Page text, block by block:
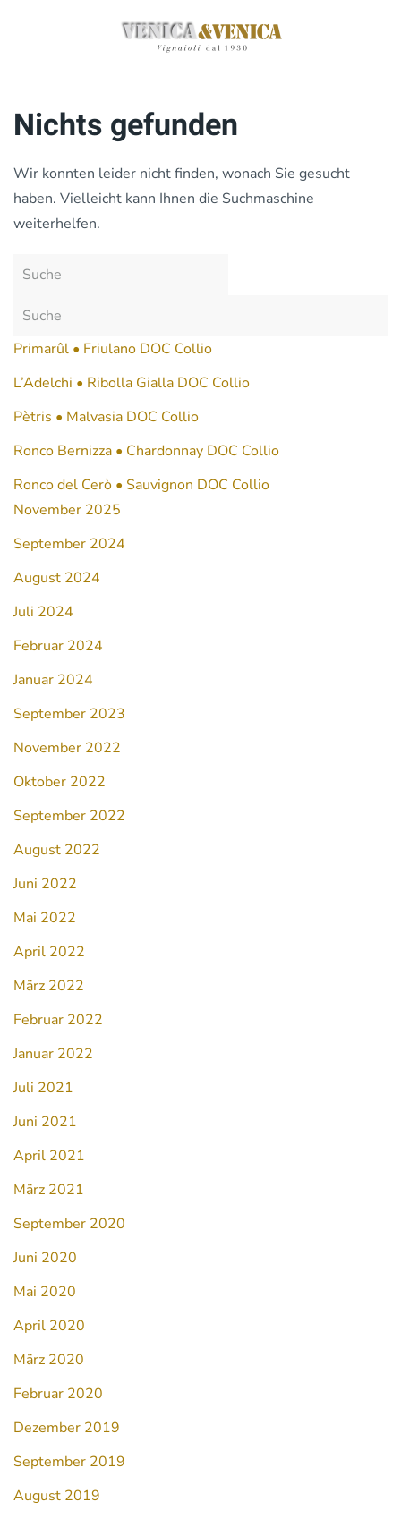
Nichts gefunden
Wir konnten leider nicht finden, wonach Sie gesucht
haben. Vielleicht kann Ihnen die Suchmaschine
weiterhelfen.
Primarûl • Friulano DOC Collio
L’Adelchi • Ribolla Gialla DOC Collio
Pètris • Malvasia DOC Collio
Ronco Bernizza • Chardonnay DOC Collio
Ronco del Cerò • Sauvignon DOC Collio
November 2025
September 2024
August 2024
Juli 2024
Februar 2024
Januar 2024
September 2023
November 2022
Oktober 2022
September 2022
August 2022
Juni 2022
Mai 2022
April 2022
März 2022
Februar 2022
Januar 2022
Juli 2021
Juni 2021
April 2021
März 2021
September 2020
Juni 2020
Mai 2020
April 2020
März 2020
Februar 2020
Dezember 2019
September 2019
August 2019